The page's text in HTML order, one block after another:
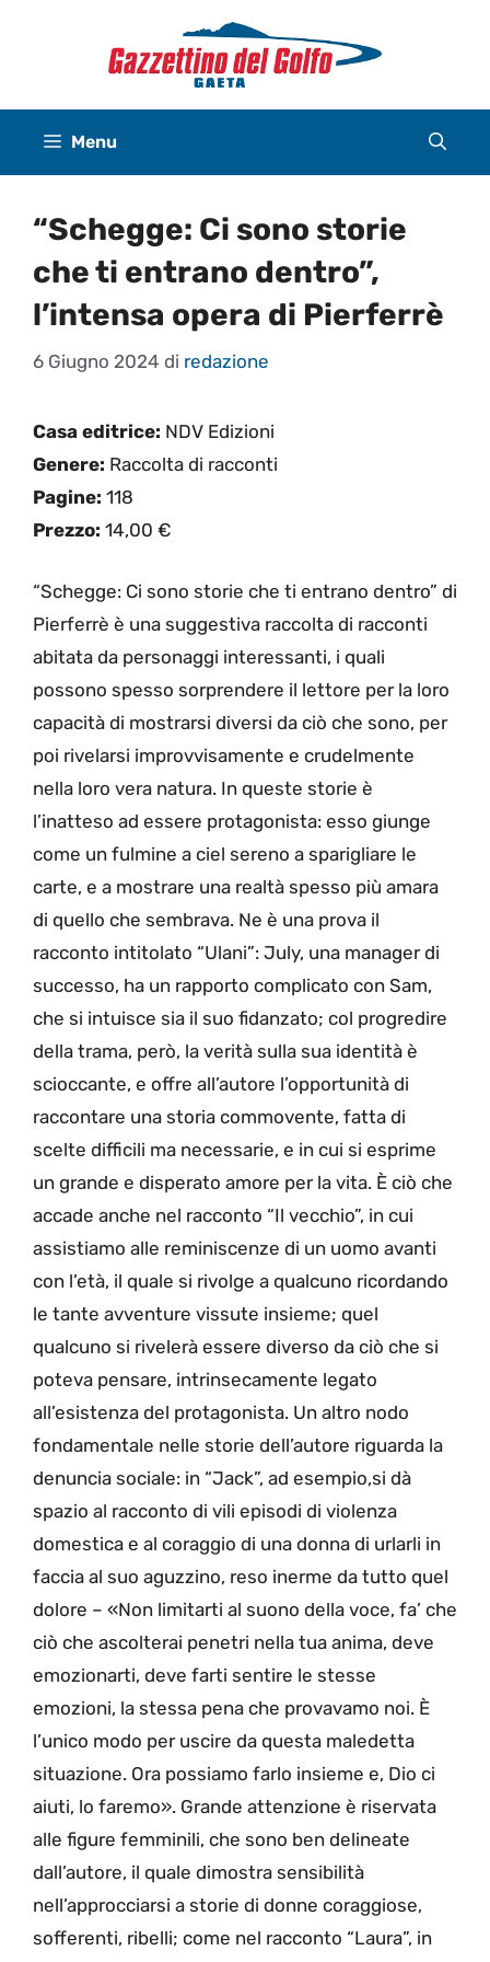
Menu
“Schegge: Ci sono storie
che ti entrano dentro”,
l’intensa opera di Pierferrè
6 Giugno 2024 di redazione
Casa editrice: NDV Edizioni
Genere: Raccolta di racconti
Pagine: 118
Prezzo: 14,00 €
“Schegge: Ci sono storie che ti entrano dentro” di
Pierferrè è una suggestiva raccolta di racconti
abitata da personaggi interessanti, i quali
possono spesso sorprendere il lettore per la loro
capacità di mostrarsi diversi da ciò che sono, per
poi rivelarsi improvvisamente e crudelmente
nella loro vera natura. In queste storie è
l’inatteso ad essere protagonista: esso giunge
come un fulmine a ciel sereno a sparigliare le
carte, e a mostrare una realtà spesso più amara
di quello che sembrava. Ne è una prova il
racconto intitolato “Ulani”: July, una manager di
successo, ha un rapporto complicato con Sam,
che si intuisce sia il suo fidanzato; col progredire
della trama, però, la verità sulla sua identità è
scioccante, e offre all’autore l’opportunità di
raccontare una storia commovente, fatta di
scelte difficili ma necessarie, e in cui si esprime
un grande e disperato amore per la vita. È ciò che
accade anche nel racconto “Il vecchio”, in cui
assistiamo alle reminiscenze di un uomo avanti
con l’età, il quale si rivolge a qualcuno ricordando
le tante avventure vissute insieme; quel
qualcuno si rivelerà essere diverso da ciò che si
poteva pensare, intrinsecamente legato
all’esistenza del protagonista. Un altro nodo
fondamentale nelle storie dell’autore riguarda la
denuncia sociale: in “Jack”, ad esempio,si dà
spazio al racconto di vili episodi di violenza
domestica e al coraggio di una donna di urlarli in
faccia al suo aguzzino, reso inerme da tutto quel
dolore – «Non limitarti al suono della voce, fa’ che
ciò che ascolterai penetri nella tua anima, deve
emozionarti, deve farti sentire le stesse
emozioni, la stessa pena che provavamo noi. È
l’unico modo per uscire da questa maledetta
situazione. Ora possiamo farlo insieme e, Dio ci
aiuti, lo faremo». Grande attenzione è riservata
alle figure femminili, che sono ben delineate
dall’autore, il quale dimostra sensibilità
nell’approcciarsi a storie di donne coraggiose,
sofferenti, ribelli; come nel racconto “Laura”, in